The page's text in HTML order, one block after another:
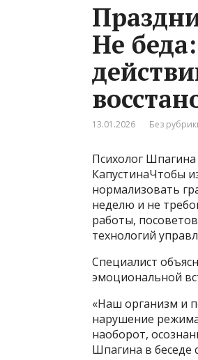
Не
13.01.2026 Без
Психолог
КапустинаЧтобы
нормализовать
неделю и не
работы,
технологий
Специалист
эмоциональной
«Наш организм и
нарушение
наоборот,
Шпагина в беседе